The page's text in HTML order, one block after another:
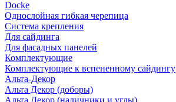
Docke
Однослойная гибкая черепица
Система крепления
Для сайдинга
Для фасадных панелей
Комплектующие
Комплектующие к вспененному сайдингу
Альта-Декор
Альта Декор (доборы)
Альта Декор (наличники и углы)